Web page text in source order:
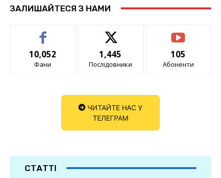
ЗАЛИШАЙТЕСЯ З НАМИ
10,052
Фани
1,445
Послідовники
105
Абоненти
ЧИТАЙТЕ НАС У
ТЕЛЕГРАМ
СТАТТІ